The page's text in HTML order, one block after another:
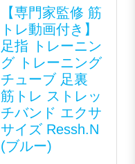
【専門家監修 筋
トレ動画付き】
足指 トレーニン
グ トレーニング
チューブ 足裏
筋トレ ストレッ
チバンド エクサ
サイズ Ressh.N
(ブルー)